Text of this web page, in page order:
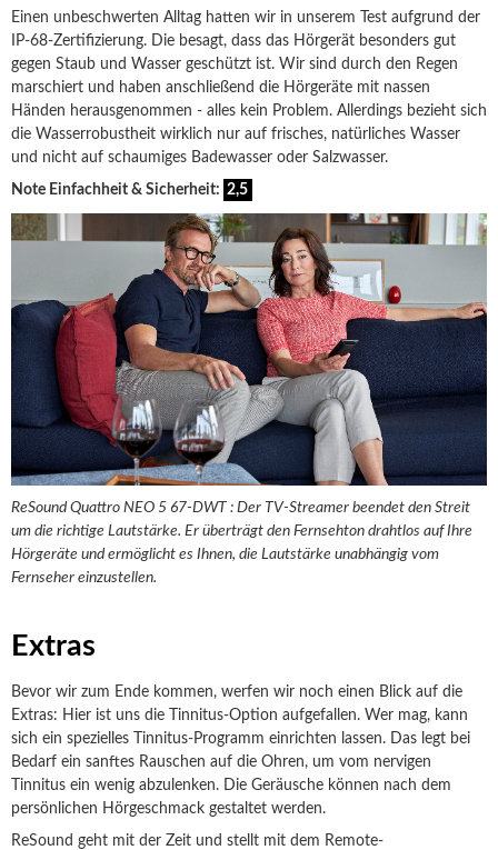
Einen unbeschwerten Alltag hatten wir in unserem Test aufgrund der
IP-68-Zertifizierung. Die besagt, dass das Hörgerät besonders gut
gegen Staub und Wasser geschützt ist. Wir sind durch den Regen
marschiert und haben anschließend die Hörgeräte mit nassen
Händen herausgenommen - alles kein Problem. Allerdings bezieht sich
die Wasserrobustheit wirklich nur auf frisches, natürliches Wasser
und nicht auf schaumiges Badewasser oder Salzwasser.
Note Einfachheit & Sicherheit: 2,5
ReSound Quattro NEO 5 67-DWT : Der TV-Streamer beendet den Streit
um die richtige Lautstärke. Er überträgt den Fernsehton drahtlos auf Ihre
Hörgeräte und ermöglicht es Ihnen, die Lautstärke unabhängig vom
Fernseher einzustellen.
Extras
Bevor wir zum Ende kommen, werfen wir noch einen Blick auf die
Extras: Hier ist uns die Tinnitus-Option aufgefallen. Wer mag, kann
sich ein spezielles Tinnitus-Programm einrichten lassen. Das legt bei
Bedarf ein sanftes Rauschen auf die Ohren, um vom nervigen
Tinnitus ein wenig abzulenken. Die Geräusche können nach dem
persönlichen Hörgeschmack gestaltet werden.
ReSound geht mit der Zeit und stellt mit dem Remote-